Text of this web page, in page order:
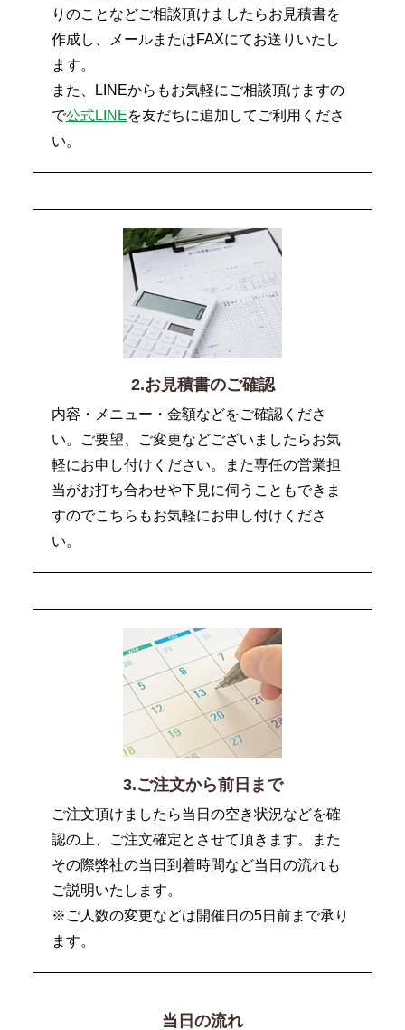
りのことなどご相談頂けましたらお見積書を
作成し、メールまたはFAXにてお送りいたし
ます。
また、LINEからもお気軽にご相談頂けますの
で公式LINEを友だちに追加してご利用くださ
い。
2.お見積書のご確認
内容・メニュー・金額などをご確認くださ
い。ご要望、ご変更などございましたらお気
軽にお申し付けください。また専任の営業担
当がお打ち合わせや下見に伺うこともできま
すのでこちらもお気軽にお申し付けくださ
い。
3.ご注文から前日まで
ご注文頂けましたら当日の空き状況などを確
認の上、ご注文確定とさせて頂きます。また
その際弊社の当日到着時間など当日の流れも
ご説明いたします。
※ご人数の変更などは開催日の5日前まで承り
ます。
当日の流れ